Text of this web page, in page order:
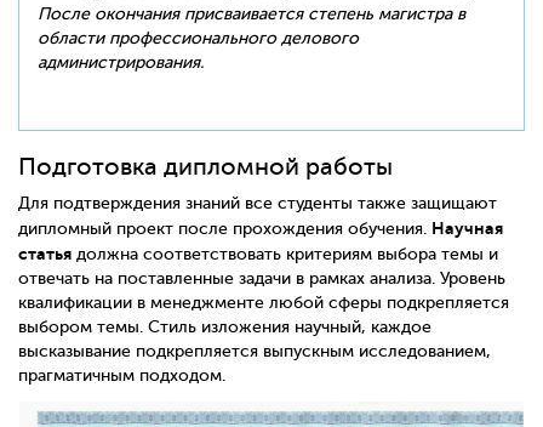
После окончания присваивается степень магистра в
области профессионального делового
администрирования.
Подготовка дипломной работы
Для подтверждения знаний все студенты также защищают
дипломный проект после прохождения обучения. Научная
статья должна соответствовать критериям выбора темы и
отвечать на поставленные задачи в рамках анализа. Уровень
квалификации в менеджменте любой сферы подкрепляется
выбором темы. Стиль изложения научный, каждое
высказывание подкрепляется выпускным исследованием,
прагматичным подходом.